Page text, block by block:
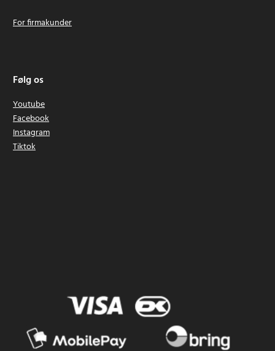
For firmakunder
Følg os
Youtube
Facebook
Instagram
Tiktok